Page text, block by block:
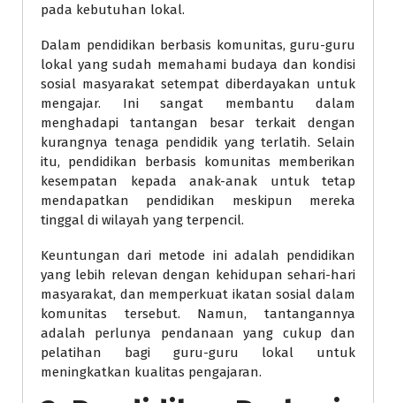
pada kebutuhan lokal.
Dalam pendidikan berbasis komunitas, guru-guru
lokal yang sudah memahami budaya dan kondisi
sosial masyarakat setempat diberdayakan untuk
mengajar. Ini sangat membantu dalam
menghadapi tantangan besar terkait dengan
kurangnya tenaga pendidik yang terlatih. Selain
itu, pendidikan berbasis komunitas memberikan
kesempatan kepada anak-anak untuk tetap
mendapatkan pendidikan meskipun mereka
tinggal di wilayah yang terpencil.
Keuntungan dari metode ini adalah pendidikan
yang lebih relevan dengan kehidupan sehari-hari
masyarakat, dan memperkuat ikatan sosial dalam
komunitas tersebut. Namun, tantangannya
adalah perlunya pendanaan yang cukup dan
pelatihan bagi guru-guru lokal untuk
meningkatkan kualitas pengajaran.